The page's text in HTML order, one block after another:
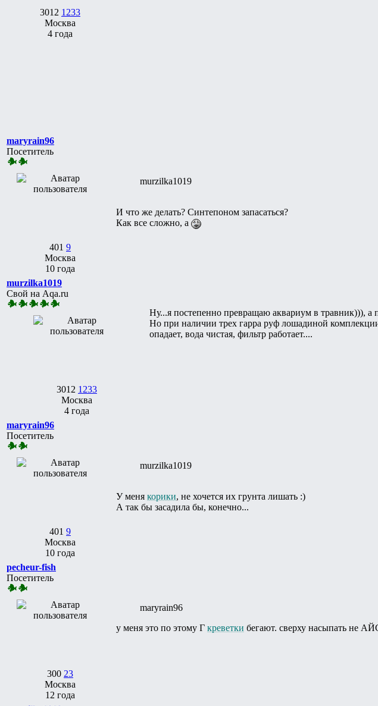
3012 1233
Москва
4 года
maryrain96
Посетитель
401 9
Москва
10 года
murzilka1019
И что же делать? Синтепоном запасаться?
Как все сложно, а
murzilka1019
Свой на Aqa.ru
3012 1233
Москва
4 года
Ну...я постепенно превращаю аквариум в травник))), а
Но при наличии трех гарра руф лошадиной
опадает, вода чистая, фильтр работает....
maryrain96
Посетитель
401 9
Москва
10 года
murzilka1019
У меня корики, не хочется их грунта лишать :)
А так бы засадила бы, конечно...
pecheur-fish
Посетитель
300 23
Москва
12 года
maryrain96
у меня это по этому Г креветки бегают. сверху насыпать не